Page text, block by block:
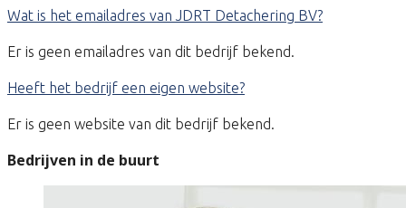
Wat is het emailadres van JDRT Detachering BV?
Er is geen emailadres van dit bedrijf bekend.
Heeft het bedrijf een eigen website?
Er is geen website van dit bedrijf bekend.
Bedrijven in de buurt